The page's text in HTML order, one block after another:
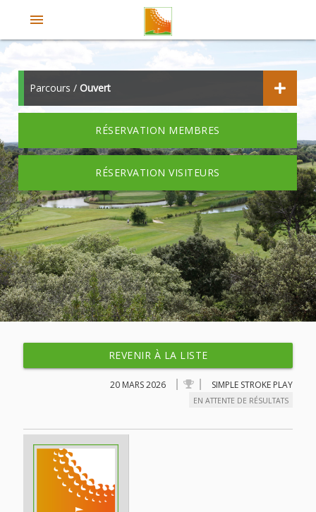
menu
Parcours / Ouvert
RÉSERVATION MEMBRES
RÉSERVATION VISITEURS
REVENIR À LA LISTE
20 MARS 2026 SIMPLE STROKE PLAY
EN ATTENTE DE RÉSULTATS